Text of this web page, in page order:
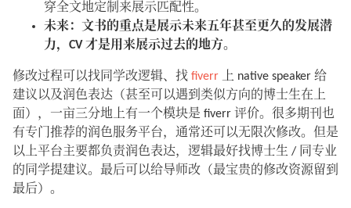
穿全文地定制来展示匹配性。
未来：文书的重点是展示未来五年甚至更久的发展潜
力，CV 才是用来展示过去的地方。
修改过程可以找同学改逻辑、找 fiverr 上 native speaker 给
建议以及润色表达（甚至可以遇到类似方向的博士生在上
面），一亩三分地上有一个模块是 fiverr 评价。很多期刊也
有专门推荐的润色服务平台，通常还可以无限次修改。但是
以上平台主要都负责润色表达，逻辑最好找博士生 / 同专业
的同学提建议。最后可以给导师改（最宝贵的修改资源留到
最后）。